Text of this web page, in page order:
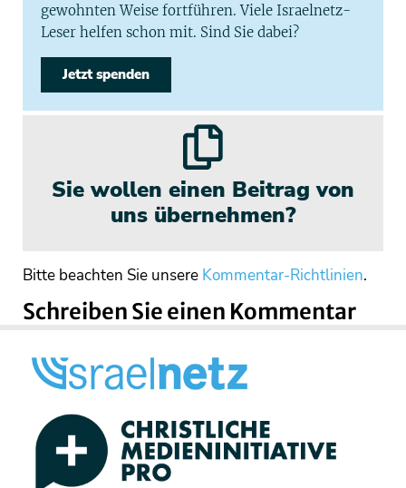
gewohnten Weise fortführen. Viele Israelnetz-
Leser helfen schon mit. Sind Sie dabei?
Jetzt spenden
Sie wollen einen Beitrag von
uns übernehmen?
Bitte beachten Sie unsere Kommentar-Richtlinien.
Schreiben Sie einen Kommentar